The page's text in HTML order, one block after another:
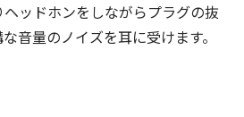
ッドホンをしながらプラグの抜
音量のノイズを耳に受けます。